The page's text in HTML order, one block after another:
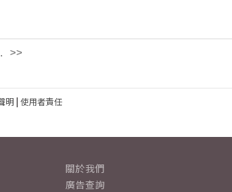
>>
明| 使用者責任
關於我們
廣告查詢